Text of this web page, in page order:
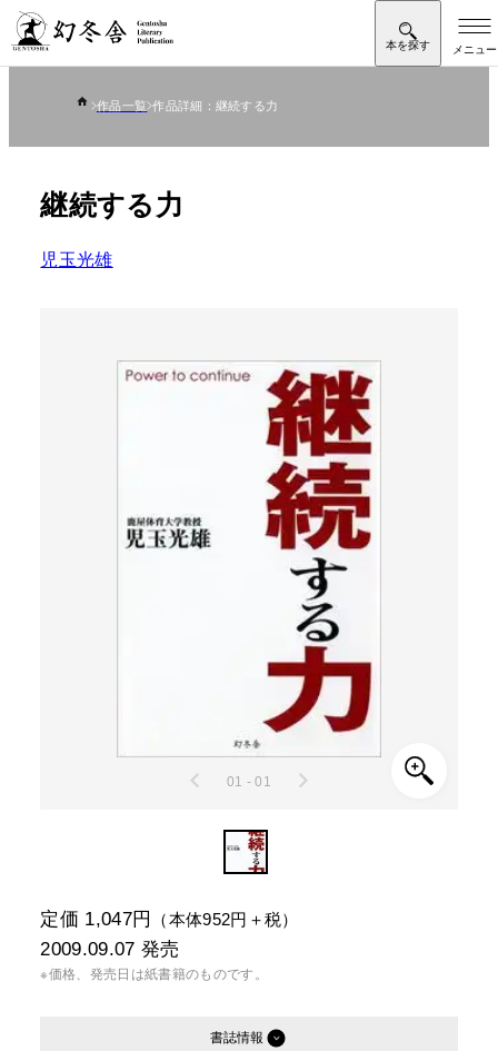
作品一覧 作品詳細：継続する力
継続する力
児玉光雄
01 - 01
定価 1,047円 （本体952円＋税）
2009.09.07 発売
※価格、発売日は紙書籍のものです。
書誌情報